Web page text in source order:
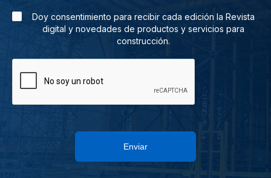
Doy consentimiento para recibir cada edición la Revista
digital y novedades de productos y servicios para
construcción.
Enviar